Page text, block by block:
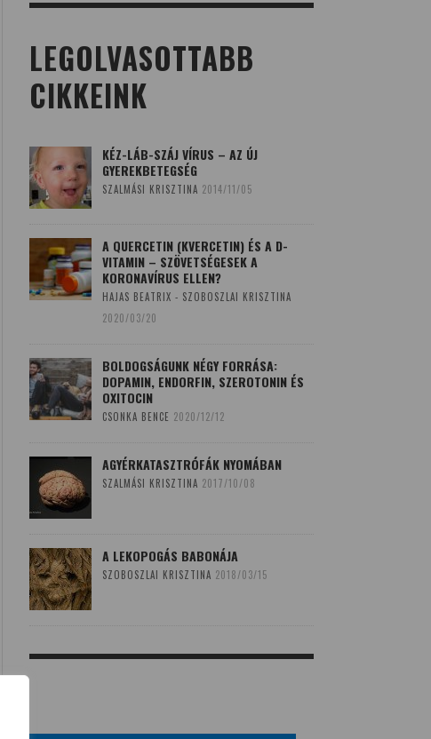
LEGOLVASOTTABB
CIKKEINK
KÉZ-LÁB-SZÁJ VÍRUS – AZ ÚJ
GYEREKBETEGSÉG
SZALMÁSI KRISZTINA 2014/11/05
A QUERCETIN (KVERCETIN) ÉS A D-
VITAMIN – SZÖVETSÉGESEK A
KORONAVÍRUS ELLEN?
HAJAS BEATRIX - SZOBOSZLAI KRISZTINA
2020/03/20
BOLDOGSÁGUNK NÉGY FORRÁSA:
DOPAMIN, ENDORFIN, SZEROTONIN ÉS
OXITOCIN
CSONKA BENCE 2020/12/12
AGYÉRKATASZTRÓFÁK NYOMÁBAN
SZALMÁSI KRISZTINA 2017/10/08
A LEKOPOGÁS BABONÁJA
SZOBOSZLAI KRISZTINA 2018/03/15